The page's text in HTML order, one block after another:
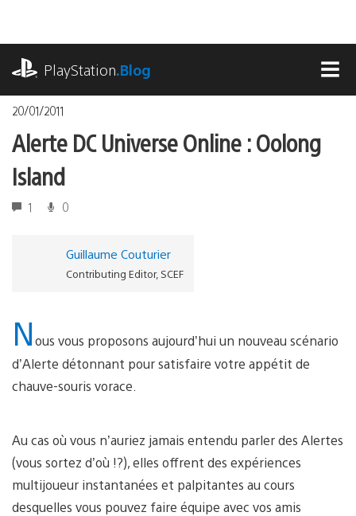
contenu
PlayStation.Blog
20/01/2011
Alerte DC Universe Online : Oolong
Island
1 0
Guillaume Couturier
Contributing Editor, SCEF
Nous vous proposons aujourd’hui un nouveau scénario
d’Alerte détonnant pour satisfaire votre appétit de
chauve-souris vorace.
Au cas où vous n’auriez jamais entendu parler des Alertes
(vous sortez d’où !?), elles offrent des expériences
multijoueur instantanées et palpitantes au cours
desquelles vous pouvez faire équipe avec vos amis